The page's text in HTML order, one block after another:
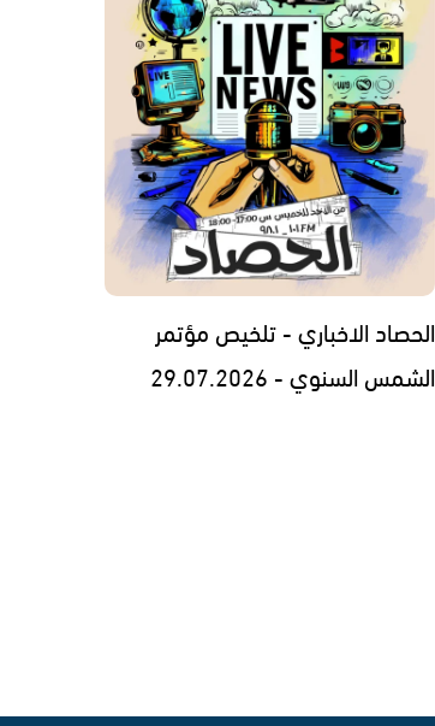
الحصاد الاخباري - تلخيص مؤتمر
الشمس السنوي - 29.07.2026